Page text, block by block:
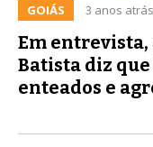
GOIÁS 3 anos atrás
Em
Batista diz
enteados e